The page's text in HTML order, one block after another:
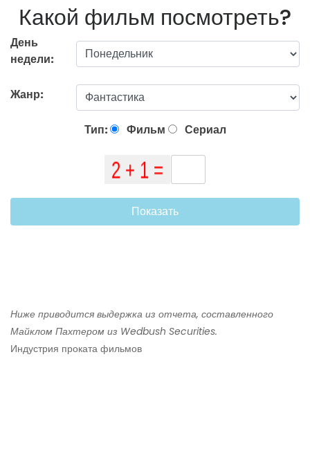
Какой фильм посмотреть?
День
недели:
Жанр:
Тип: Фильм Сериал
Показать
Ниже приводится выдержка из отчета, составленного
Майклом Пахтером из Wedbush Securities.
Индустрия проката фильмов